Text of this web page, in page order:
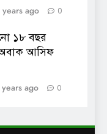
years ago 0
১৮ বছর
আসিফ
years ago 0